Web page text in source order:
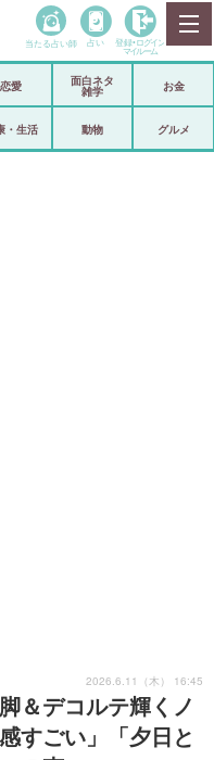
治
当たる占い師 占い 登録• ログイン
マイルーム
恋愛
面白ネタ
雑学
お金
・生活 動物 グルメ
＆デコルテ輝くノ
すごい」「夕日と
2026.6.11（木） 16:45